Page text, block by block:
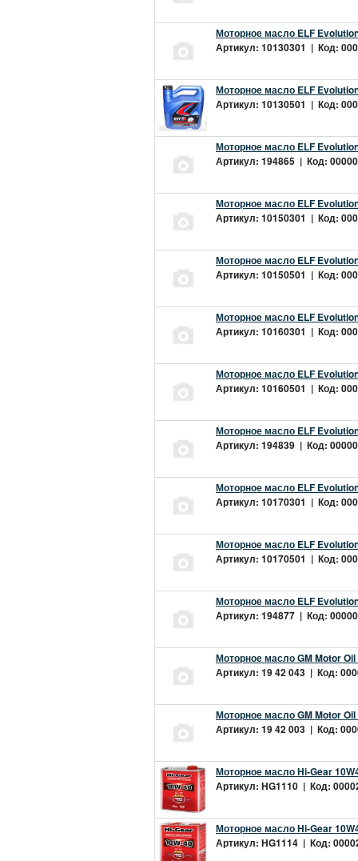
Моторное масло ELF
Артикул: 10130301 | Код:
Моторное масло ELF
Артикул: 10130501 | Код:
Моторное масло ELF
Артикул: 194865 | Код:
Моторное масло ELF
Артикул: 10150301 | Код:
Моторное масло ELF
Артикул: 10150501 | Код:
Моторное масло ELF
Артикул: 10160301 | Код:
Моторное масло ELF
Артикул: 10160501 | Код:
Моторное масло ELF
Артикул: 194839 | Код:
Моторное масло ELF
Артикул: 10170301 | Код:
Моторное масло ELF
Артикул: 10170501 | Код:
Моторное масло ELF
Артикул: 194877 | Код:
Моторное масло GM Motor Oil
Артикул: 19 42 043 | Код:
Моторное масло GM Motor
Артикул: 19 42 003 | Код:
Моторное масло Hi-Gear
Артикул: HG1110 | Код:
Моторное масло Hi-Gear
Артикул: HG1114 | Код: